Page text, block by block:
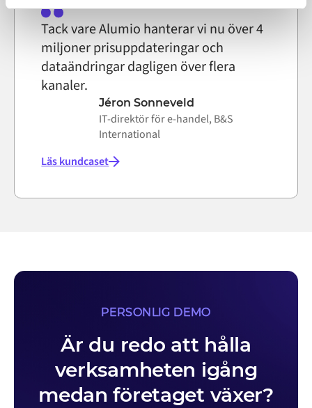
on the internet
Tack vare Alumio hanterar vi nu över 4
miljoner prisuppdateringar och
dataändringar dagligen över flera
kanaler.
Jéron Sonneveld
IT-direktör för e-handel, B&S
International
Läs kundcaset
PERSONLIG DEMO
Är du redo att hålla
verksamheten igång
medan företaget växer?